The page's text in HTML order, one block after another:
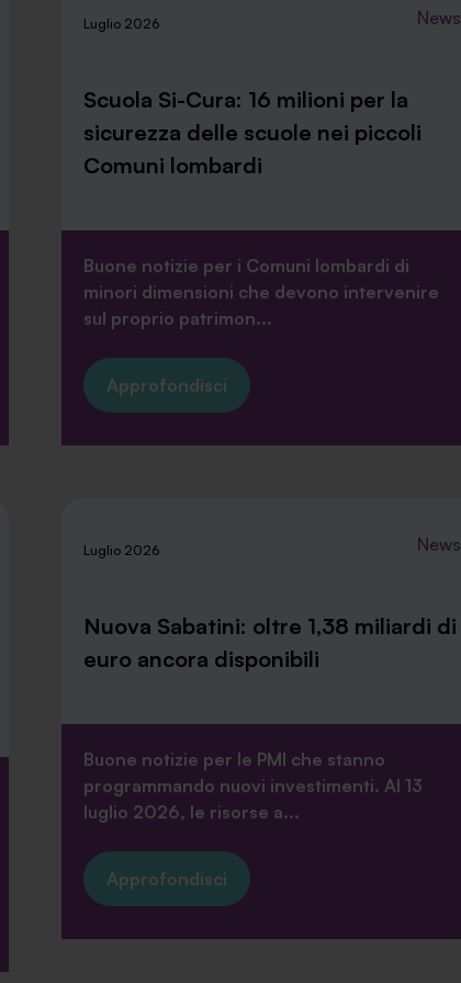
Luglio 2026 News
Scuola Si-Cura: 16 milioni per la
sicurezza delle scuole nei piccoli
Comuni lombardi
Buone notizie per i Comuni lombardi di
minori dimensioni che devono intervenire
sul proprio patrimon...
Approfondisci
Luglio 2026 News
Nuova Sabatini: oltre 1,38 miliardi di
euro ancora disponibili
Buone notizie per le PMI che stanno
programmando nuovi investimenti. Al 13
luglio 2026, le risorse a...
Approfondisci